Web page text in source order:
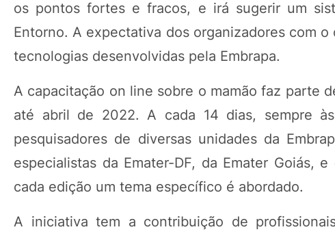
os pontos fortes e fracos, e irá sugerir um
Entorno. A expectativa dos organizadores com
tecnologias desenvolvidas pela Embrapa.
A capacitação on line sobre o mamão faz parte
até abril de 2022. A cada 14 dias, sempre
pesquisadores de diversas unidades da
especialistas da Emater-DF, da Emater Goiás,
cada edição um tema específico é abordado.
A iniciativa tem a contribuição de